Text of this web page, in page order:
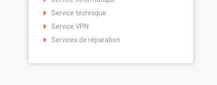
Service technique
Service VPN
Services de réparation